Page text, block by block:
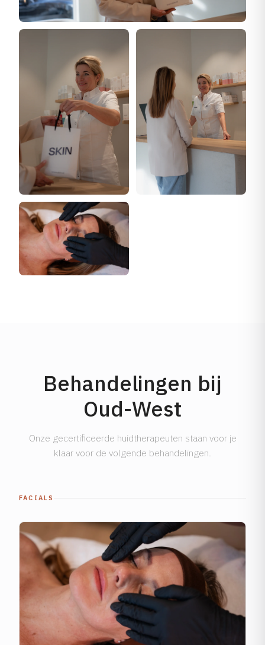
Behandelingen bij
Oud-West
Onze gecertificeerde huidtherapeuten staan voor je
klaar voor de volgende behandelingen.
FACIALS